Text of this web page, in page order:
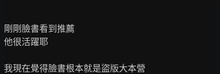
剛剛臉書看到推薦
他很活躍耶
我現在覺得臉書根本就是盜版大本營